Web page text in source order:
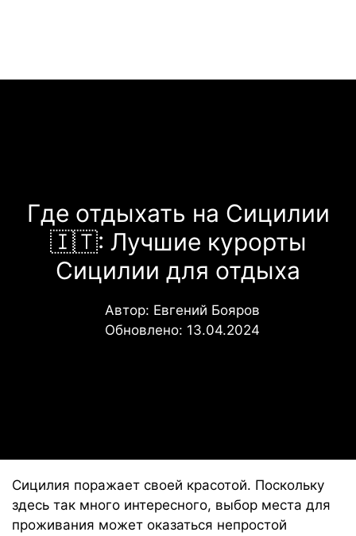
Где отдыхать на Сицилии
🇮🇹: Лучшие курорты
Сицилии для отдыха
Автор: Евгений Бояров
Обновлено: 13.04.2024
Сицилия поражает своей красотой. Поскольку
здесь так много интересного, выбор места для
проживания может оказаться непростой